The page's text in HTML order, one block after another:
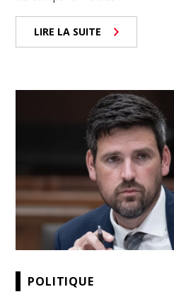
LIRE LA SUITE
POLITIQUE